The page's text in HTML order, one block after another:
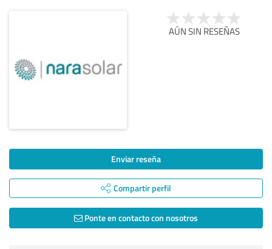
AÚN SIN RESEÑAS
Enviar reseña
Compartir perfil
Ponte en contacto con nosotros